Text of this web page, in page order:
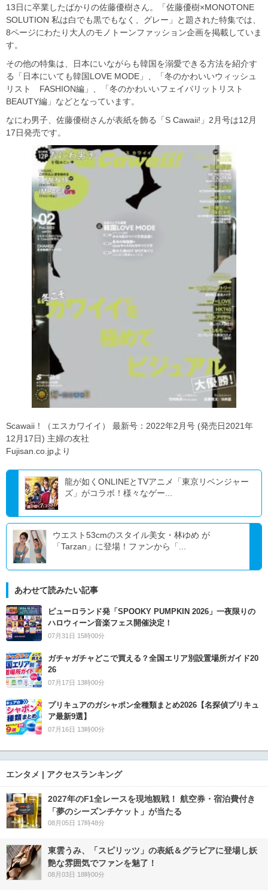
13日に卒業したばかりの佐藤優樹さん。「佐藤優樹×MONOTONE
SOLUTION 私は白でも黒でもなく、グレー」と題された特集では、
8ページにわたり大人のモノトーンファッション企画を掲載していま
す。
その他の特集は、日本にいながらも韓国を溺愛できる方法を紹介す
る「日本にいても韓国LOVE MODE」、「冬のかわいいウィッシュ
リスト FASHION編」、「冬のかわいいフェイバリットリスト
BEAUTY編」などとなっています。
なにわ男子、佐藤優樹さんが表紙を飾る「S Cawaii!」2月号は12月
17日発売です。
Scawaii！（エスカワイイ） 最新号：2022年2月号 (発売日2021年
12月17日) 主婦の友社
Fujisan.co.jpより
龍が如くONLINEとTVアニメ「東京リベンジャー
ズ」がコラボ！様々なゲー...
ウエスト53cmのスタイル美女・林ゆめ が
「Tarzan」に登場！ファンから「...
あわせて読みたい記事
ピューロランド発「SPOOKY PUMPKIN 2026」一夜限りの
ハロウィーン音楽フェス開催決定！
07月31日 15時00分
ガチャガチャどこで買える？全国エリア別設置場所ガイド20
26
07月17日 13時00分
プリキュアのガシャポン全種類まとめ2026【名探偵プリキュ
ア最新9選】
07月16日 13時00分
エンタメ | アクセスランキング
2027年のF1全レースを現地観戦！ 航空券・宿泊費付き
「夢のシーズンチケット」が当たる
08月05日 17時48分
東雲うみ、「スピリッツ」の表紙＆グラビアに登場し妖
艶な雰囲気でファンを魅了！
08月03日 18時00分